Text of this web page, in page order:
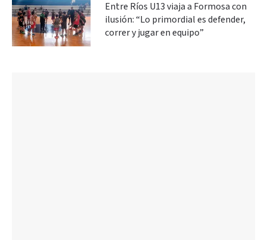
Entre Ríos U13 viaja a Formosa con
ilusión: “Lo primordial es defender,
correr y jugar en equipo”